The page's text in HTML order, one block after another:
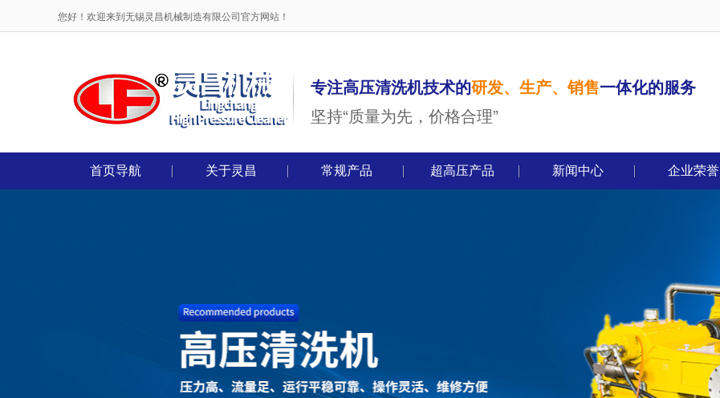
您好！欢迎来到无锡灵昌机械制造有限公司官方网站！
专注高压清洗机技术的研发、生产、销售一体化的服务
坚持“质量为先，价格合理”
首页导航 关于灵昌 常规产品 超高压产品 新闻中心 企业荣誉